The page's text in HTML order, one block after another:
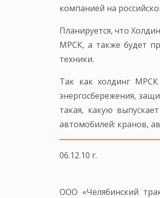
компанией на
Планируется, что
МРСК, а также будет
техники.
Так как холдинг
энергосбережения,
такая, какую
автомобилей: кранов,
06.12.10 г.
ООО «Челябинский